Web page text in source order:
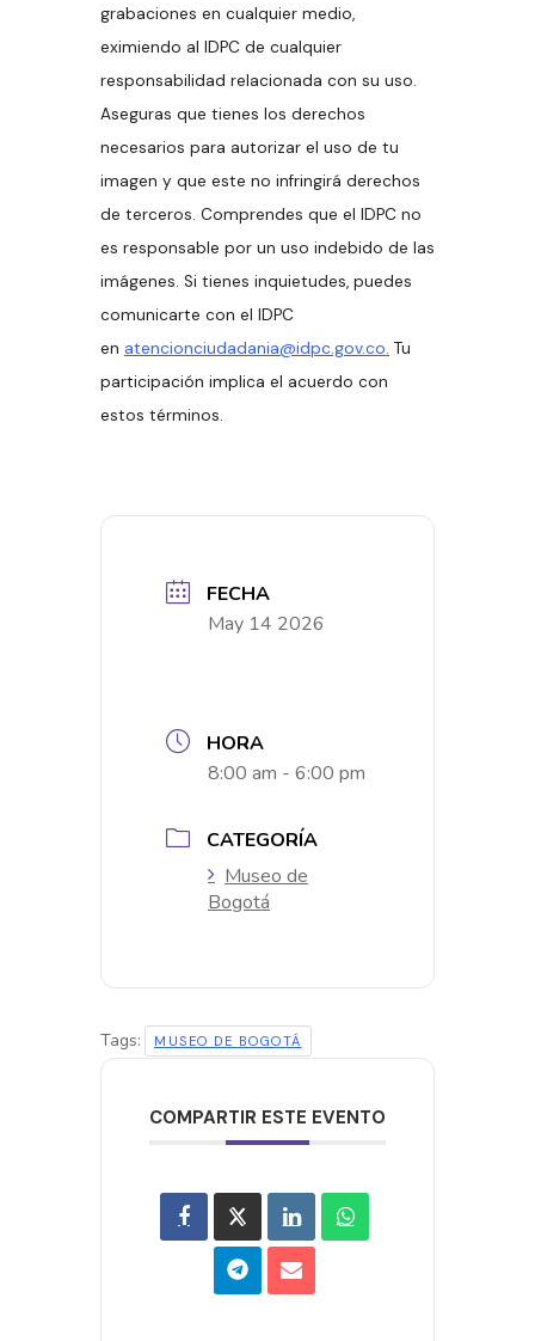
grabaciones en cualquier medio,
eximiendo al IDPC de cualquier
responsabilidad relacionada con su uso.
Aseguras que tienes los derechos
necesarios para autorizar el uso de tu
imagen y que este no infringirá derechos
de terceros. Comprendes que el IDPC no
es responsable por un uso indebido de las
imágenes. Si tienes inquietudes, puedes
comunicarte con el IDPC
en atencionciudadania@idpc.gov.co. Tu
participación implica el acuerdo con
estos términos.
FECHA
May 14 2026
HORA
8:00 am - 6:00 pm
CATEGORÍA
Museo de
Bogotá
Tags: MUSEO DE BOGOTÁ
COMPARTIR ESTE EVENTO